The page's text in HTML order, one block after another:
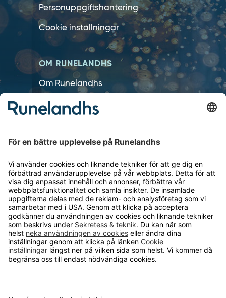
Personuppgiftshantering
Cookie inställningar
OM RUNELANDHS
Om Runelandhs
Köpvillkor
Lediga jobb
Kvalitets- och miljöpolicy
Läsvärt
TELEFON
0480-15940
E-POST